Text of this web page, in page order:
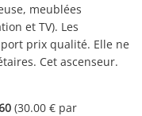
meublées
et TV). Les
prix qualité. Elle ne
Cet ascenseur.
(30.00 € par